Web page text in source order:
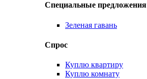
Специальные предложения
Зеленая гавань
Спрос
Куплю квартиру
Куплю комнату